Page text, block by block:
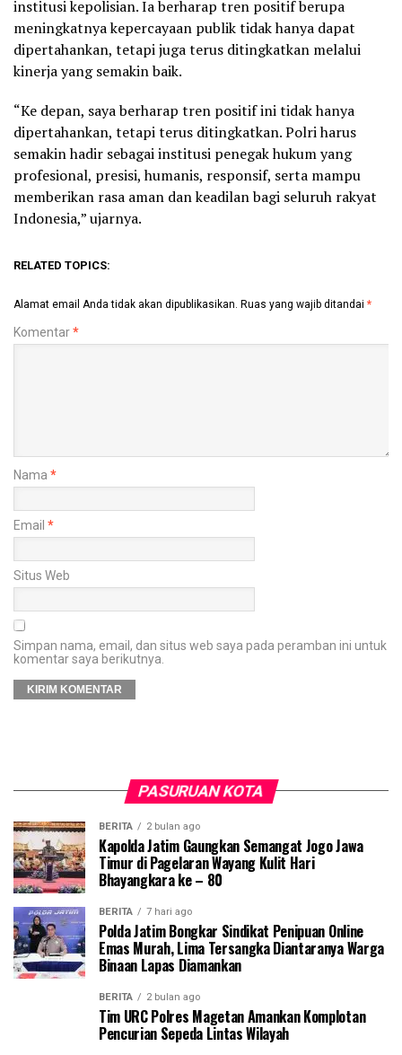
institusi kepolisian. Ia berharap tren positif berupa
meningkatnya kepercayaan publik tidak hanya dapat
dipertahankan, tetapi juga terus ditingkatkan melalui
kinerja yang semakin baik.
“Ke depan, saya berharap tren positif ini tidak hanya
dipertahankan, tetapi terus ditingkatkan. Polri harus
semakin hadir sebagai institusi penegak hukum yang
profesional, presisi, humanis, responsif, serta mampu
memberikan rasa aman dan keadilan bagi seluruh rakyat
Indonesia,” ujarnya.
RELATED TOPICS:
Alamat email Anda tidak akan dipublikasikan. Ruas yang wajib ditandai *
Komentar*
Nama *
Email *
Situs Web
Simpan nama, email, dan situs web saya pada peramban ini untuk
komentar saya berikutnya.
PASURUAN KOTA
BERITA 2 bulan ago
Kapolda Jatim Gaungkan Semangat Jogo Jawa
Timur di Pagelaran Wayang Kulit Hari
Bhayangkara ke – 80
BERITA 7 hari ago
Polda Jatim Bongkar Sindikat Penipuan Online
Emas Murah, Lima Tersangka Diantaranya Warga
Binaan Lapas Diamankan
BERITA 2 bulan ago
Tim URC Polres Magetan Amankan Komplotan
Pencurian Sepeda Lintas Wilayah